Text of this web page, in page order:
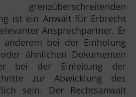
ist ein Anwalt für Erbrecht
Ansprechpartner. Er
bei der Einholung
ähnlichen Dokumenten
bei der Einleitung der
zur Abwicklung des
sein. Der Rechtsanwalt